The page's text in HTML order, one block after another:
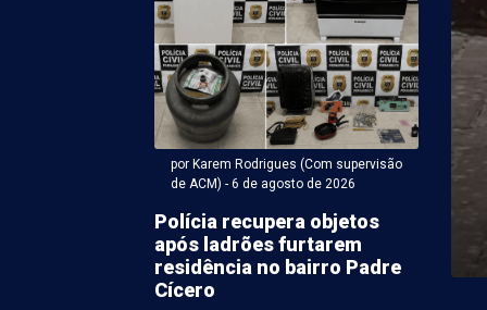
por Karem Rodrigues (Com supervisão
de ACM) - 6 de agosto de 2026
Polícia recupera objetos
após ladrões furtarem
residência no bairro Padre
Cícero
Carlos Miranda - 06 de agosto 2026 às 10:32
policial investiga
drogas no Agreste,
Mata e Sertão
Polícia Civil de Pernambuco (PCPE), denominada
na manhã desta quinta-feira (6) com o